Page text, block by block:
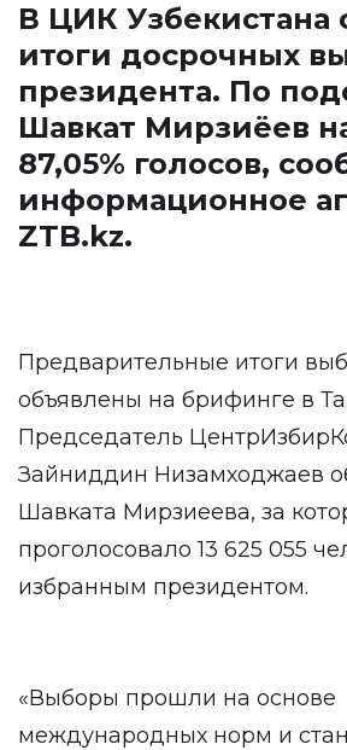
В ЦИК Узбекистана
итоги досрочных
президента. По
Шавкат Мирзиёев
87,05% голосов,
информационное
ZTB.kz.
Предварительные итоги
объявлены на брифинге в
Председатель
Зайниддин Низамходжаев
Шавката Мирзиеева, за
проголосовало 13 625 055
избранным президентом.
«Выборы прошли на основе
международных норм и